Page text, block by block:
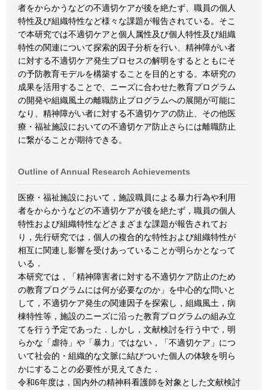
者をからかうなどの不適切ケアが後を絶たず、職員の個人
特性及び組織特性など様々な課題が報告されている。そこ
で本研究では不適切ケアと個人属性及び個人特性及び組織
特性の関連について探索的因子分析を行い、精神障がい者
に対する不適切ケア発生プロセスの解明をするとともにそ
の予防教育モデルを構築することを目的とする。本研究の
成果を活用することで、ニーズに合わせた教育プログラム
の開発や組織風土の離職防止プログラムへの展開が可能に
なり、精神障がい者に対する不適切ケアの防止、その他医
療・福祉施設においての不適切ケア防止さらには離職防止
に繋がることが期待できる。
Outline of Annual Research Achievements
医療・福祉施設において，施設職員による暴力行為や利用
者をからかうなどの不適切ケアが後を絶たず，職員の個人
特性および組織特性などさまざまな課題が報告されてお
り，先行研究では，個人の複合的な特性および組織特性が
相互に関連し影響を受けあっていることが明らかとなって
いる．
本研究では，「精神障害者に対する不適切ケア防止のため
の教育プログラムには何が必要なのか」を中心的な問いと
して，不適切ケア発生の関連因子を探索し，組織風土，病
棟特性等，施設のニーズに沿った教育プログラムの組み立
てを行う予定であった．しかし，文献検討を行う中で，明
らかな「虐待」や「暴力」ではない，「不適切ケア」につ
いて社会的・組織的な文脈に結びついた個人の体験を明ら
かにすることの必要性が見えてきた．
令和6年度は，国内外の精神科看護師を対象とした文献検討